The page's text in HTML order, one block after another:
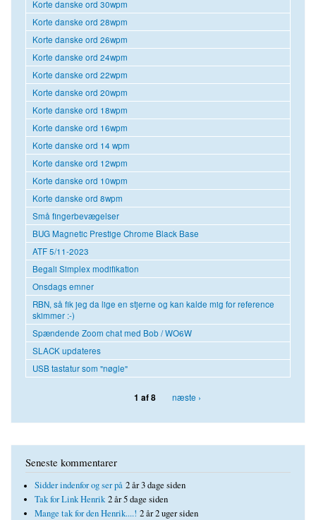
Korte danske ord 30wpm
Korte danske ord 28wpm
Korte danske ord 26wpm
Korte danske ord 24wpm
Korte danske ord 22wpm
Korte danske ord 20wpm
Korte danske ord 18wpm
Korte danske ord 16wpm
Korte danske ord 14 wpm
Korte danske ord 12wpm
Korte danske ord 10wpm
Korte danske ord 8wpm
Små fingerbevægelser
BUG Magnetic Prestige Chrome Black Base
ATF 5/11-2023
Begali Simplex modifikation
Onsdags emner
RBN, så fik jeg da lige en stjerne og kan kalde mig for reference
skimmer :-)
Spændende Zoom chat med Bob / WO6W
SLACK updateres
USB tastatur som "nøgle"
1 af 8 næste ›
Seneste kommentarer
Sidder indenfor og ser på 2 år 3 dage siden
Tak for Link Henrik 2 år 5 dage siden
Mange tak for den Henrik....! 2 år 2 uger siden